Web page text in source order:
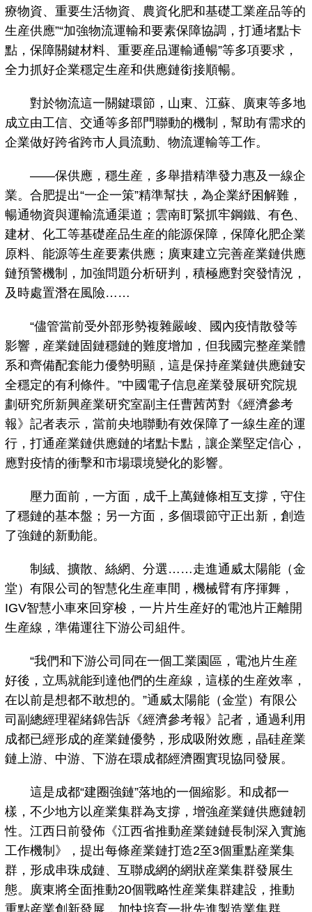
療物資、重要生活物資、農資化肥和基礎工業産品等的
生産供應”“加強物流運輸和要素保障協調，打通堵點卡
點，保障關鍵材料、重要産品運輸通暢”等多項要求，
全力抓好企業穩定生産和供應鏈銜接順暢。
對於物流這一關鍵環節，山東、江蘇、廣東等多地
成立由工信、交通等多部門聯動的機制，幫助有需求的
企業做好跨省跨市人員流動、物流運輸等工作。
——保供應，穩生産，多舉措精準發力惠及一線企
業。合肥提出“一企一策”精準幫扶，為企業紓困解難，
暢通物資與運輸流通渠道；雲南盯緊抓牢鋼鐵、有色、
建材、化工等基礎産品生産的能源保障，保障化肥企業
原料、能源等生産要素供應；廣東建立完善産業鏈供應
鏈預警機制，加強問題分析研判，積極應對突發情況，
及時處置潛在風險……
“儘管當前受外部形勢複雜嚴峻、國內疫情散發等
影響，産業鏈固鏈穩鏈的難度增加，但我國完整産業體
系和齊備配套能力優勢明顯，這是保持産業鏈供應鏈安
全穩定的有利條件。”中國電子信息産業發展研究院規
劃研究所新興産業研究室副主任曹茜芮對《經濟參考
報》記者表示，當前央地聯動有效保障了一線生産的運
行，打通産業鏈供應鏈的堵點卡點，讓企業堅定信心，
應對疫情的衝擊和市場環境變化的影響。
壓力面前，一方面，成千上萬鏈條相互支撐，守住
了穩鏈的基本盤；另一方面，多個環節守正出新，創造
了強鏈的新動能。
制絨、擴散、絲網、分選……走進通威太陽能（金
堂）有限公司的智慧化生産車間，機械臂有序揮舞，
IGV智慧小車來回穿梭，一片片生産好的電池片正離開
生産線，準備運往下游公司組件。
“我們和下游公司同在一個工業園區，電池片生産
好後，立馬就能到達他們的生産線，這樣的生産效率，
在以前是想都不敢想的。”通威太陽能（金堂）有限公
司副總經理翟緒錦告訴《經濟參考報》記者，通過利用
成都已經形成的産業鏈優勢，形成吸附效應，晶硅産業
鏈上游、中游、下游在環成都經濟圈實現協同發展。
這是成都“建圈強鏈”落地的一個縮影。和成都一
樣，不少地方以産業集群為支撐，增強産業鏈供應鏈韌
性。江西日前發佈《江西省推動産業鏈鏈長制深入實施
工作機制》，提出每條産業鏈打造2至3個重點産業集
群，形成串珠成鏈、互聯成網的網狀産業集群發展生
態。廣東將全面推動20個戰略性産業集群建設，推動